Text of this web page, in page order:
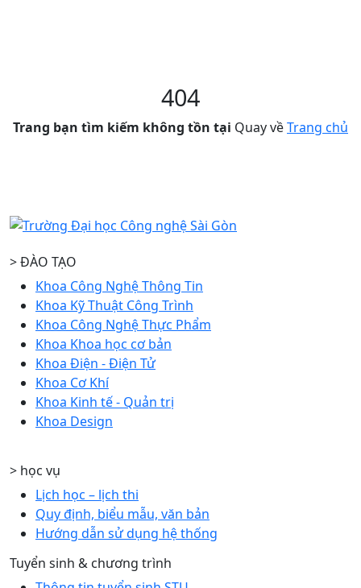
404
Trang bạn tìm kiếm không tồn tại Quay vềTrang chủ
> ĐÀO TẠO
Khoa Công Nghệ Thông Tin
Khoa Kỹ Thuật Công Trình
Khoa Công Nghệ Thực Phẩm
Khoa Khoa học cơ bản
Khoa Điện - Điện Tử
Khoa Cơ Khí
Khoa Kinh tế - Quản trị
Khoa Design
> học vụ
Lịch học – lịch thi
Quy định, biểu mẫu, văn bản
Hướng dẫn sử dụng hệ thống
Tuyển sinh & chương trình